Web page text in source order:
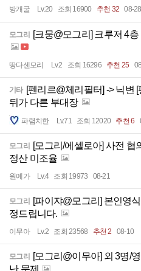
방개굴 Lv.20 조회 16900 추천 32 08-28
모그리 [크뭉@모그리] 크루저 4
땅다센모리 Lv.2 조회 16296 추천 25
기타 [펜리르@체리필터] -> 닉변
뒤가 다른 부대장
파렴치한 Lv.71 조회 12020 추천 6
모그리
[모그리/에셀로아] 사전 협
정산 미조율
원예가 Lv.4 조회 19973 08-21
모그리
[파이쟈@모그리] 본인영
정드립니다.
이무아 Lv.2 조회 23568 추천 2 08-10
모그리
[모그리@이무아] 외 3명/
난 문제